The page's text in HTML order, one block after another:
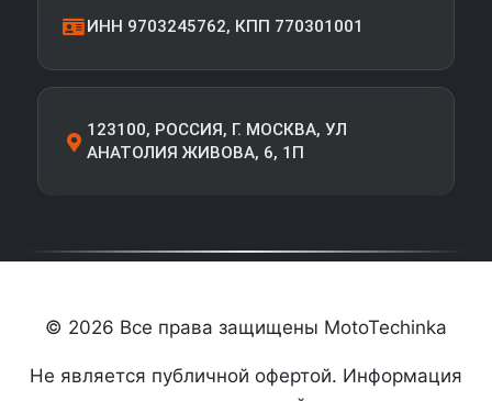
ИНН 9703245762, КПП 770301001
123100, РОССИЯ, Г. МОСКВА, УЛ
АНАТОЛИЯ ЖИВОВА, 6, 1П
© 2026 Все права защищены MotoTechinka
Не является публичной офертой. Информация